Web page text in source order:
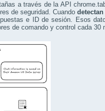
a través de la API
de seguridad. Cuando detectan
e ID de sesión. Esos
de comando y control cada 30